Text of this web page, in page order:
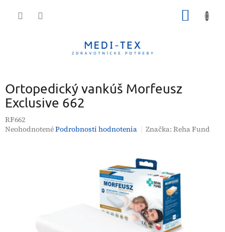
Ortopedický vankúš Morfeusz
Exclusive 662
RF662
Priemerné
NeohodnotenéPodrobnosti hodnotenia Značka:Reha Fund